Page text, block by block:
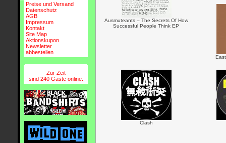
Preise und Versand
Datenschutz
AGB
Impressum
Kontakt
Site Map
Aktionskupon
Newsletter
abbestellen
Zur Zeit
sind 240 Gäste online.
Ausmuteants ‎– The Secrets Of How
Successful People Think EP
Clash